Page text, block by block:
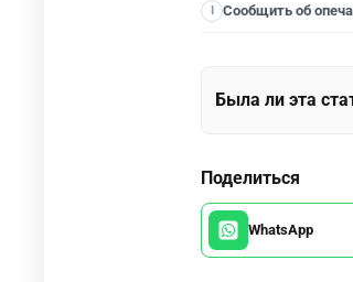
Сообщить об
Была ли эта
Поделиться
WhatsApp